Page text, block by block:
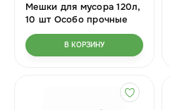
Мешки для мусора 120л,
10 шт Особо прочные
Мультипласт
В КОРЗИНУ